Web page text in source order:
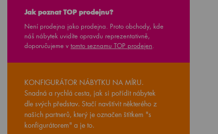
Jak poznat TOP prodejnu?
Není prodejna jako prodejna. Proto obchody, kde
náš nábytek uvidíte opravdu reprezentativně,
doporučujeme v tomto seznamu TOP prodejen
KONFIGURÁTOR NÁBYTKU NA MÍRU.
Snadná a rychlá cesta, jak si pořídit nábytek
dle svých představ. Stačí navštívit některého z
našich partnerů, který je označen štítkem "s
konfigurátorem" a je to.